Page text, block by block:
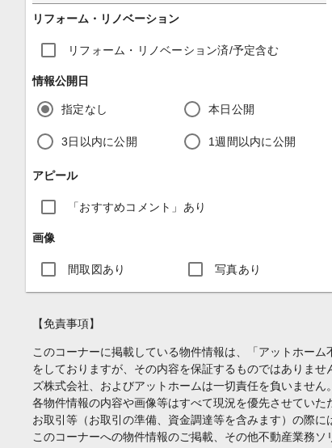
リフォーム・リノベーション
リフォーム・リノベーション済/予定含む
情報公開日
指定なし 本日公開
3日以内に公開 1週間以内に公開
アピール
「おすすめコメント」あり
画像
間取図あり 写真あり
【免責事項】
このコーナーに掲載している物件情報は、「アットホー
をしておりますが、その内容を保証するものではありま
ズ株式会社、およびアットホームは一切責任を負いません。
各物件情報の内容や画像等はすべて現況を優先させていた
お取引等（お取引の準備、資金調達等を含みます）の際
このコーナーへの物件情報のご掲載、その他不動産業務